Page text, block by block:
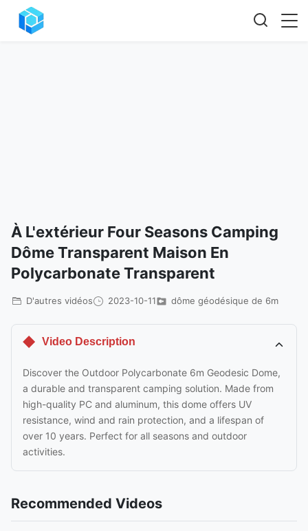
À L'extérieur Four Seasons Camping
Dôme Transparent Maison En
Polycarbonate Transparent
D'autres vidéos 2023-10-11 dôme géodésique de 6m
Video Description
Discover the Outdoor Polycarbonate 6m Geodesic Dome,
a durable and transparent camping solution. Made from
high-quality PC and aluminum, this dome offers UV
resistance, wind and rain protection, and a lifespan of
over 10 years. Perfect for all seasons and outdoor
activities.
Recommended Videos